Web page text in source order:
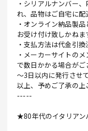
・シリアルナンバー
れ、品物はご自宅に配
・オンライン納品製
お受け付け致しかねま
・支払方法は代金引換
・メーカーサイトの
で数日かかる場合が
～3日以内に発行させ
以上、予めご了承の上
-----
★80年代のイタリアン